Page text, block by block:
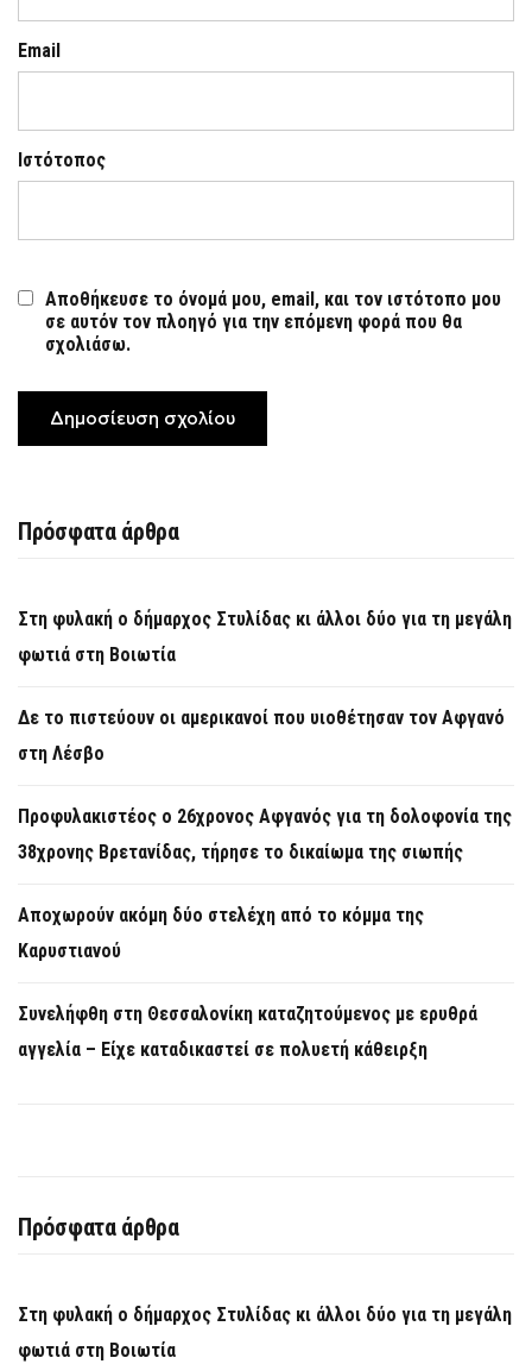
Email
Ιστότοπος
Αποθήκευσε το όνομά μου, email, και τον ιστότοπο μου
σε αυτόν τον πλοηγό για την επόμενη φορά που θα
σχολιάσω.
Πρόσφατα άρθρα
Στη φυλακή ο δήμαρχος Στυλίδας κι άλλοι δύο για τη μεγάλη
φωτιά στη Βοιωτία
Δε το πιστεύουν οι αμερικανοί που υιοθέτησαν τον Αφγανό
στη Λέσβο
Προφυλακιστέος ο 26χρονος Αφγανός για τη δολοφονία της
38χρονης Βρετανίδας, τήρησε το δικαίωμα της σιωπής
Αποχωρούν ακόμη δύο στελέχη από το κόμμα της
Καρυστιανού
Συνελήφθη στη Θεσσαλονίκη καταζητούμενος με ερυθρά
αγγελία – Είχε καταδικαστεί σε πολυετή κάθειρξη
Πρόσφατα άρθρα
Στη φυλακή ο δήμαρχος Στυλίδας κι άλλοι δύο για τη μεγάλη
φωτιά στη Βοιωτία